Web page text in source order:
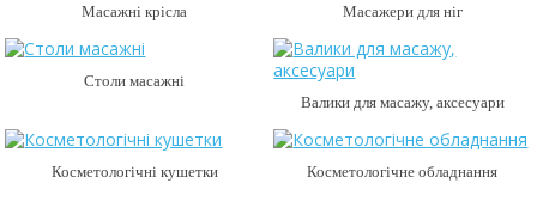
Масажні крісла Масажери для ніг
Столи масажні
Валики для масажу, аксесуари
Косметологічні кушетки Косметологічне обладнання